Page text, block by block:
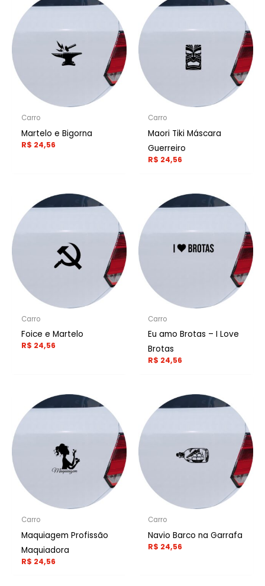
Carro
Martelo e Bigorna
R$ 24,56
Carro
Maori Tiki Máscara
Guerreiro
R$ 24,56
Carro
Foice e Martelo
R$ 24,56
Carro
Eu amo Brotas – I Love
Brotas
R$ 24,56
Carro
Maquiagem Profissão
Maquiadora
R$ 24,56
Carro
Navio Barco na Garrafa
R$ 24,56